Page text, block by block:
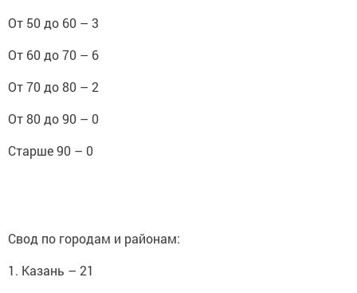
От 50 до 60 – 3
От 60 до 70 – 6
От 70 до 80 – 2
От 80 до 90 – 0
Старше 90 – 0
Свод по городам и районам:
1. Казань – 21